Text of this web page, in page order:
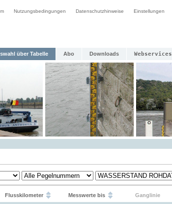
Nutzungsbedingungen Datenschutzhinweise Einstellungen
über Tabelle Abo Downloads Webservices
Flusskilometer Messwerte bis Ganglinie